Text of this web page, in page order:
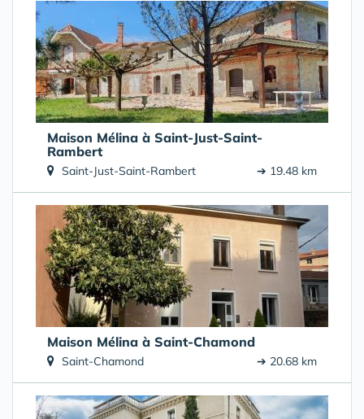
Maison Mélina à Saint-Just-Saint-
Rambert
Saint-Just-Saint-Rambert ➔ 19.48 km
Maison Mélina à Saint-Chamond
Saint-Chamond ➔ 20.68 km